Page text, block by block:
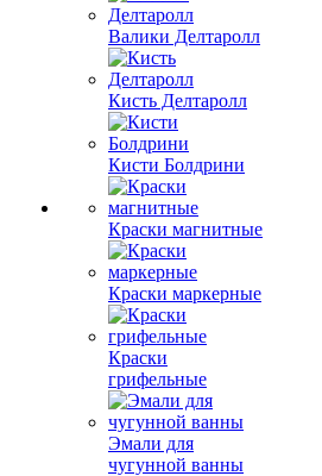
Валики Делтаролл
Кисть Делтаролл
Кисти Болдрини
Краски магнитные
Краски маркерные
Краски
грифельные
Эмали для
чугунной ванны